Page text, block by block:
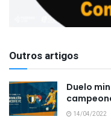
Outros artigos
Duelo
14/04/2022